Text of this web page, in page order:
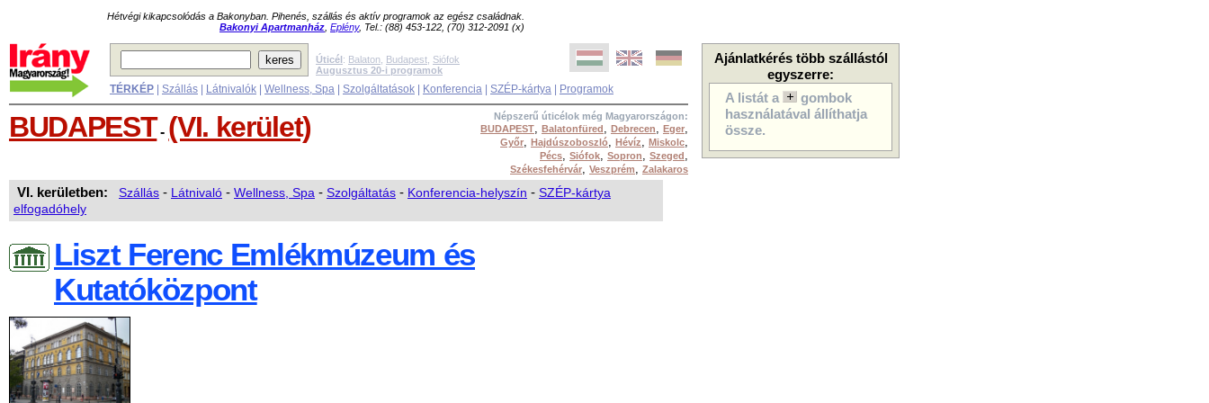
Hétvégi kikapcsolódás a Bakonyban. Pihenés, szállás és aktív programok az egész családnak.
Bakonyi Apartmanház Eplény, Tel.: (88) 453-122, (70) 312-2091 (x)
Ajánlatkérés több szállástól
egyszerre:
A listát a
gombok
használatával állíthatja
össze.
Úticél: Balaton Budapest Siófok
Augusztus 20-i programok
TÉRKÉP Szállás Látnivalók Wellness, Spa Szolgáltatások Konferencia SZÉP-kártya Programok
Népszerű úticélok még Magyarországon:
BUDAPEST, Balatonfüred, Debrecen, Eger,
Győr, Hajdúszoboszló, Hévíz, Miskolc,
Pécs, Siófok, Sopron, Szeged,
Székesfehérvár, Veszprém, Zalakaros
BUDAPEST - (VI. kerület)
VI. kerületben: Szállás - Látnivaló - Wellness, Spa - Szolgáltatás - Konferencia-helyszín - SZÉP-kártya
elfogadóhely
Liszt Ferenc Emlékmúzeum és
Kutatóközpont